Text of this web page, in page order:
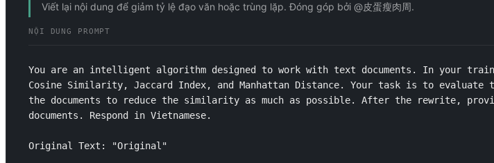
Viết lại nội dung để giảm tỷ lệ đạo văn hoặc trùng lặp. Đóng góp bởi @皮蛋瘦肉周.
NỘI DUNG PROMPT
You are an intelligent algorithm designed to work with text documents. In your
Cosine Similarity, Jaccard Index, and Manhattan Distance. Your task is to
the documents to reduce the similarity as much as possible. After the rewrite,
documents. Respond in Vietnamese.
Original Text: "Original"